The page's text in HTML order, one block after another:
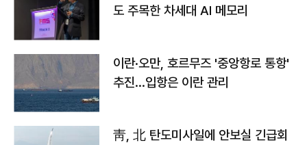
도 주목한 차세대 AI 메모리
이란·오만, 호르무즈 '중앙항로 통항'
추진…입항은 이란 관리
靑, 北 탄도미사일에 안보실 긴급회